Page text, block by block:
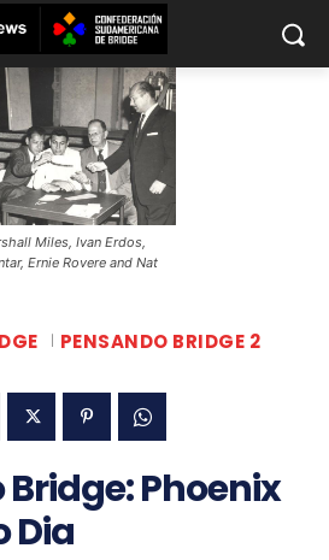
Miles, Ivan Erdos,
Ernie Rovere and Nat
PENSANDO BRIDGE 2
Phoenix
Dia